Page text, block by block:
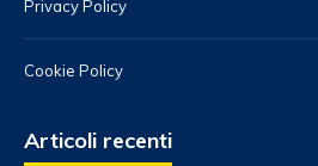
Privacy Policy
Cookie Policy
Articoli recenti